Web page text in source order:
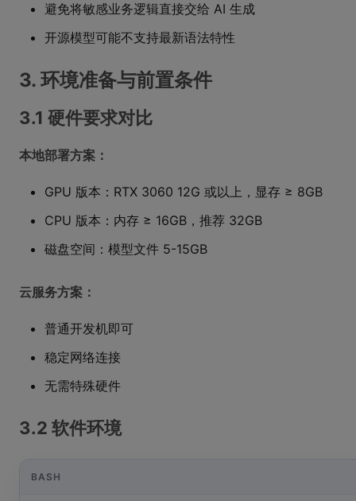
避免将敏感业务逻辑直接交给 AI 生成
开源模型可能不支持最新语法特性
3. 环境准备与前置条件
3.1 硬件要求对比
本地部署方案：
GPU 版本：RTX 3060 12G 或以上，显存 ≥ 8GB
CPU 版本：内存 ≥ 16GB，推荐 32GB
磁盘空间：模型文件 5-15GB
云服务方案：
普通开发机即可
稳定网络连接
无需特殊硬件
3.2 软件环境
BASH